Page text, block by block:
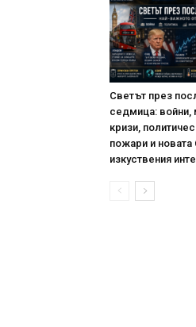
Светът през
седмица: войни,
кризи,
пожари и новата
изкуствения